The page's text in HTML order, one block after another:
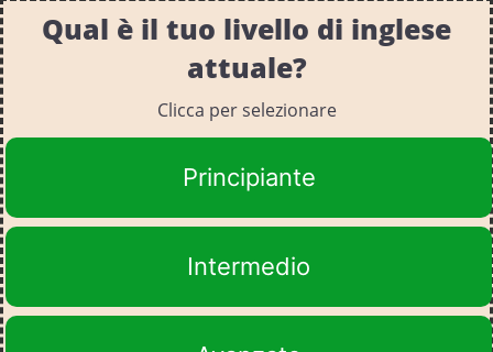
Qual è il tuo livello di inglese
attuale?
Clicca per selezionare
Principiante
Intermedio